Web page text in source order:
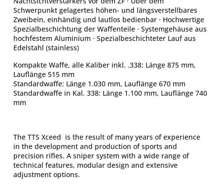
Schwerpunkt gelagertes höhen- und längsverstellbares
Zweibein, einhändig und lautlos bedienbar · Hochwertige
Spezialbeschichtung der Waffenteile · Systemgehäuse aus
hochfestem Aluminium · Spezialbeschichteter Lauf aus
Edelstahl (stainless)
Kompakte Waffe, alle Kaliber inkl. .338: Länge 875 mm,
Lauflänge 515 mm
Standardwaffe: Länge 1.030 mm, Lauflänge 670 mm
Standardwaffe in Kal. 338: Länge 1.100 mm, Lauflänge 740
mm
The TTS Xceed is the result of many years of experience
in the development and production of sports and
precision rifles. A sniper system with a wide range of
technical features, modular design and extensive
adjustment options.